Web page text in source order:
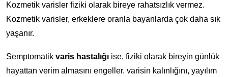
Kozmetik varisler fiziki olarak bireye rahatsızlık vermez.
Kozmetik varisler, erkeklere oranla bayanlarda çok daha sık
yaşanır.
Semptomatik varis hastalığı ise, fiziki olarak bireyin günlük
hayattan verim almasını engeller. varisin kalınlığını, yayılım